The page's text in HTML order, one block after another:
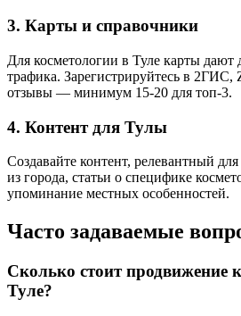
3. Карты и справочники
Для косметологии в Туле карты дают
трафика. Зарегистрируйтесь в 2ГИС,
отзывы — минимум 15-20 для топ-3.
4. Контент для Тулы
Создавайте контент, релевантный
из города, статьи о специфике
упоминание местных особенностей.
Часто задаваемые
Сколько стоит продвижение
Туле?